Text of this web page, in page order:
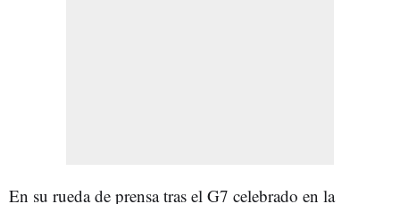
En su rueda de prensa tras el G7 celebrado en la